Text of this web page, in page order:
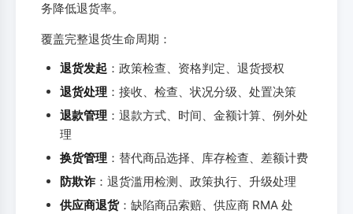
务降低退货率。
覆盖完整退货生命周期：
退货发起 ：政策检查、资格判定、退货授权
退货处理 ：接收、检查、状况分级、处置决策
退款管理 ：退款方式、时间、金额计算、例外处
理
换货管理 ：替代商品选择、库存检查、差额计费
防欺诈 ：退货滥用检测、政策执行、升级处理
供应商退货：缺陷商品索赔、供应商 RMA 处